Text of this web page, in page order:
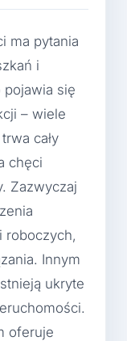
ma pytania
i
pojawia się
– wiele
cały
chęci
Zazwyczaj
roboczych,
Innym
ukryte
oferuje